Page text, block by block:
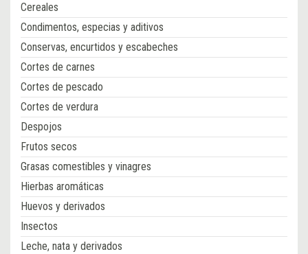
Cereales
Condimentos, especias y aditivos
Conservas, encurtidos y escabeches
Cortes de carnes
Cortes de pescado
Cortes de verdura
Despojos
Frutos secos
Grasas comestibles y vinagres
Hierbas aromáticas
Huevos y derivados
Insectos
Leche, nata y derivados